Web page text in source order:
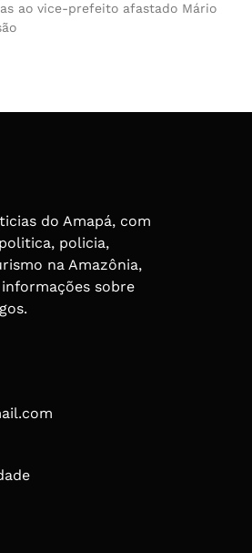
ao vice-prefeito afastado Mário
do Amapá, com
policia,
na Amazônia,
sobre